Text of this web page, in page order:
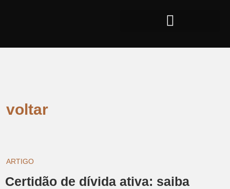
voltar
ARTIGO
Certidão de dívida ativa: saiba